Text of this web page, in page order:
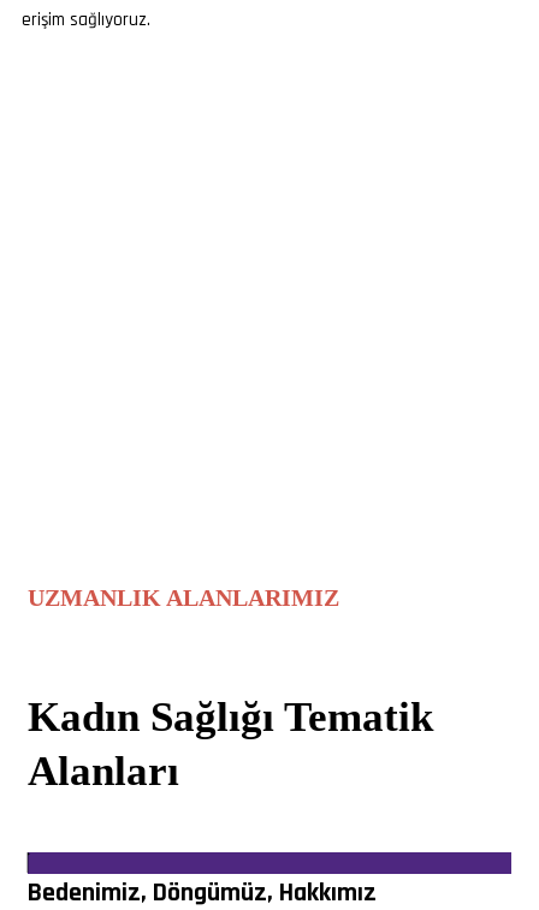
erişim sağlıyoruz.
UZMANLIK ALANLARIMIZ
Kadın Sağlığı Tematik
Alanları
Bedenimiz, Döngümüz, Hakkımız